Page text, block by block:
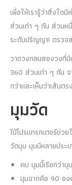
เพื่อให้เรารู้ว่าสิ่งใด
ส่วนเท่า ๆ กัน ส่วนห
ระดับปริญญา! ตรวจ
วาดวงกลมสองวงที่
360 ส่วนเท่า ๆ กัน
กว่าและเห็นว่าเส้นตร
มุมวัด
ไม้โปรแทรกเตอร์ช่ว
วัดมุม มุมมีหลายประเ
คม มุมนี้เรียกว่า
มุมฉากคือ 90 อง